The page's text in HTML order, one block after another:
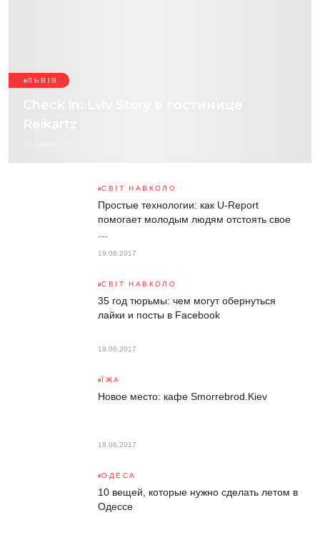
ЛЬВІВ
Сheck in: Lviv Story в гостинице
Reikartz
СВІТ НАВКОЛО
Простые технологии: как U-Report
помогает молодым людям отстоять свое
19.06.2017
СВІТ НАВКОЛО
35 год тюрьмы: чем могут обернуться
лайки и посты в Facebook
19.06.2017
ЇЖА
Новое место: кафе Smorrebrod.Kiev
19.06.2017
ОДЕСА
10 вещей, которые нужно сделать летом в
Одессе